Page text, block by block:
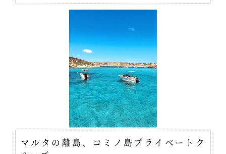
マルタの離島、コミノ島プライベートク